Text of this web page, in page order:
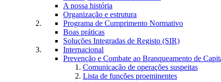
A nossa história
Organização e estrutura
Programa de Cumprimento Normativo
Boas práticas
Soluções Integradas de Registo (SIR)
Internacional
Prevenção e Combate ao Branqueamento de
Comunicação de operações suspeitas
Lista de funções proeminentes